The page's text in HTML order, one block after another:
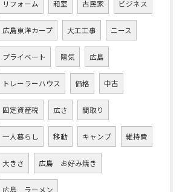
リフォーム 和室 古民家 ビジネス
広島東洋カープ 大工工事 ニース
プライベート 陽気 広島
トレーラーハウス 価格 中古
固定資産税 広さ 間取り
一人暮らし 移動 キャンプ 維持費
大きさ 広島 お好み焼き
広島 ラーメン